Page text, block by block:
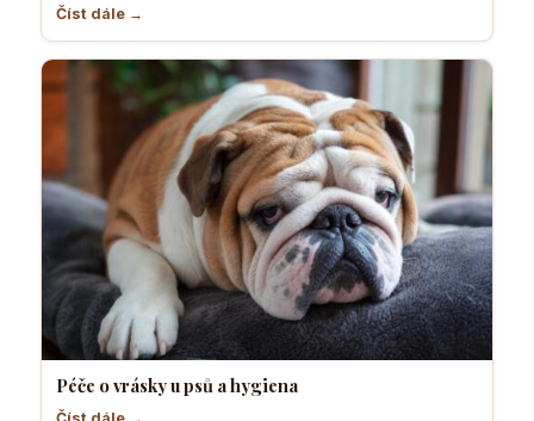
Číst dále →
Péče o vrásky u psů a hygiena